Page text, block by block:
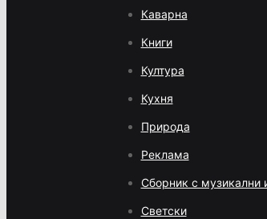
Каварна
Книги
Култура
Кухня
Природа
Реклама
Сборник с музикални
Светски